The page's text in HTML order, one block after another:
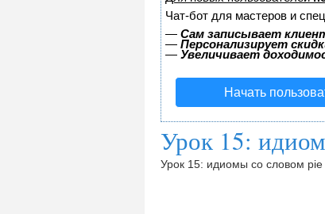
Чат-бот для мастеров и
— Сам записывает
— Персонализирует
— Увеличивает
Начать
Урок 15:
Урок 15: идиомы со словом pie